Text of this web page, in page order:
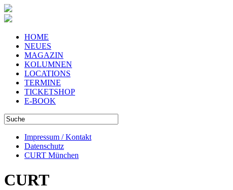
HOME
NEUES
MAGAZIN
KOLUMNEN
LOCATIONS
TERMINE
TICKETSHOP
E-BOOK
Impressum / Kontakt
Datenschutz
CURT München
CURT